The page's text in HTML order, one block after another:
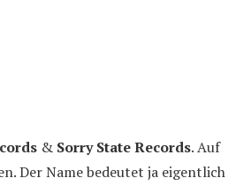
& Sorry State Records. Auf
Der Name bedeutet ja eigentlich